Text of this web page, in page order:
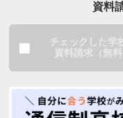
資料
チェックした学
資料請求（無料